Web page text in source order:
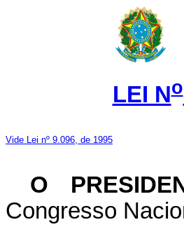
LEI No
Vide Lei nº 9.096, de 1995
O
Congresso